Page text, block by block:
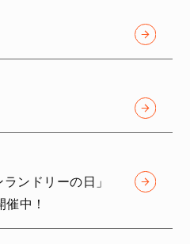
ンドリーの日」
中！